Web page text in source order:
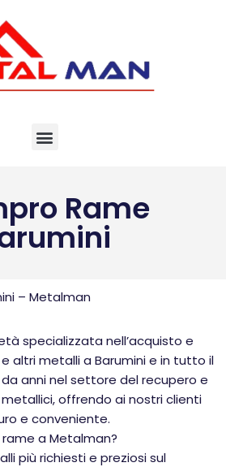
Rame
– Metalman
specializzata nell’acquisto e
altri metalli a Barumini e in tutto il
anni nel settore del recupero e
offrendo ai nostri clienti
e conveniente.
a Metalman?
più richiesti e preziosi sul